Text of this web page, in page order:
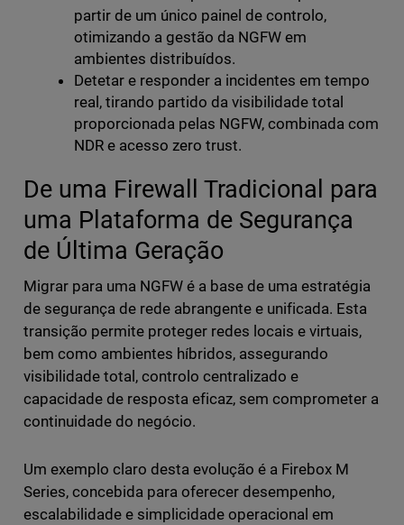
partir de um único painel de controlo,
otimizando a gestão da NGFW em
ambientes distribuídos.
Detetar e responder a incidentes em tempo
real, tirando partido da visibilidade total
proporcionada pelas NGFW, combinada com
NDR e acesso zero trust.
De uma Firewall Tradicional para
uma Plataforma de Segurança
de Última Geração
Migrar para uma NGFW é a base de uma estratégia
de segurança de rede abrangente e unificada. Esta
transição permite proteger redes locais e virtuais,
bem como ambientes híbridos, assegurando
visibilidade total, controlo centralizado e
capacidade de resposta eficaz, sem comprometer a
continuidade do negócio.
Um exemplo claro desta evolução é a Firebox M
Series, concebida para oferecer desempenho,
escalabilidade e simplicidade operacional em